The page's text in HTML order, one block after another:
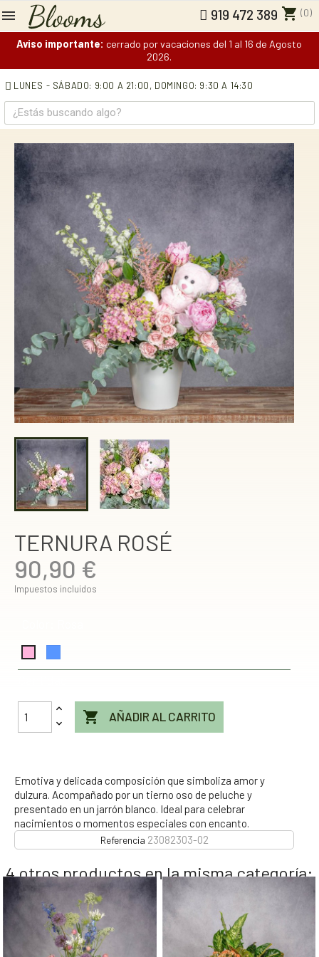
919 472 389 shopping_cart (0)
Aviso importante: cerrado por vacaciones del 1 al 16 de Agosto
2026.
LUNES - SÁBADO: 9:00 A 21:00, DOMINGO: 9:30 A 14:30
TERNURA ROSÉ
90,90 €
Impuestos incluidos
 AÑADIR AL CARRITO
Emotiva y delicada composición que simboliza amor y
dulzura. Acompañado por un tierno oso de peluche y
presentado en un jarrón blanco. Ideal para celebrar
nacimientos o momentos especiales con encanto.
Referencia 23082303-02
4 otros productos en la misma categoría: